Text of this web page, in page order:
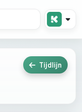
Tijdlijn